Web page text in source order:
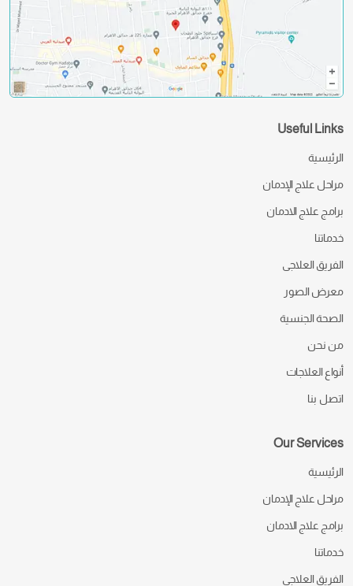
Useful Links
الرئيسية
مراحل علاج الإدمان
برامج علاج الادمان
خدماتنا
الفريق العلاجى
معرض الصور
الصحة الجنسية
من نحن
أنواع العلاجات
اتصل بنا
Our Services
الرئيسية
مراحل علاج الإدمان
برامج علاج الادمان
خدماتنا
الفريق العلاجى